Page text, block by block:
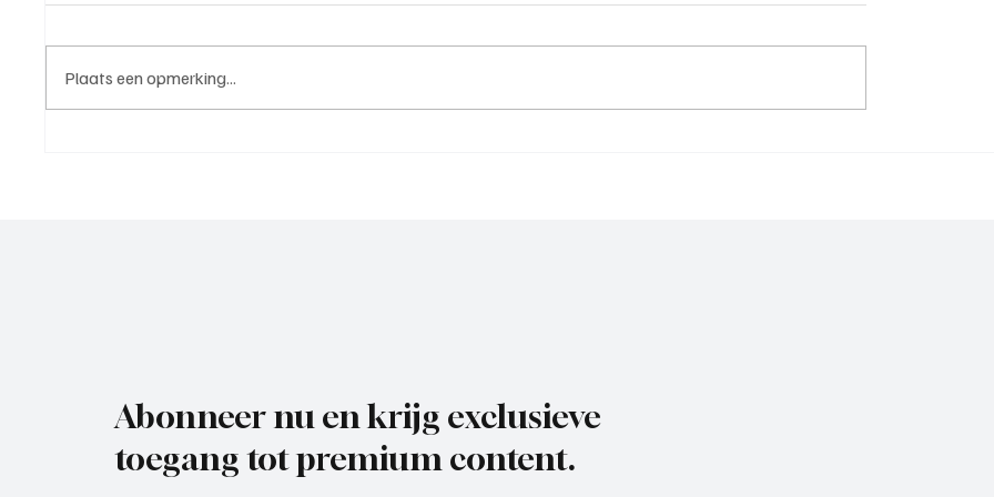
Plaats een opmerking...
Abonneer nu en krijg exclusieve
toegang tot premium content.